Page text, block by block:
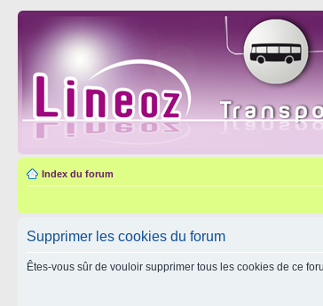
Index du forum
Supprimer les cookies du forum
Êtes-vous sûr de vouloir supprimer tous les cookies de ce